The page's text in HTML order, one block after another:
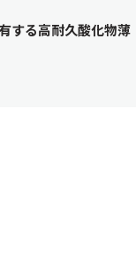
する高耐久酸化物薄